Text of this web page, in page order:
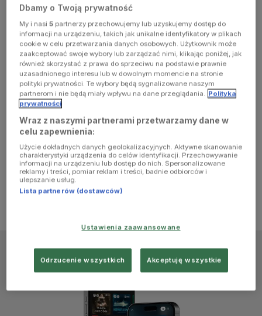
has
occurred
(see the
browser
console for
more
information)
Dbamy o Twoją prywatność
My i nasi5 partnerzy przechowujemy lub uzyskujemy dostęp do
informacji na urządzeniu, takich jak unikalne identyfikatory w plikach
cookie w celu przetwarzania danych osobowych. Użytkownik może
zaakceptować swoje wybory lub zarządzać nimi, klikając poniżej, jak
również skorzystać z prawa do sprzeciwu na podstawie prawnie
uzasadnionego interesu lub w dowolnym momencie na stronie
polityki prywatności. Te wybory będą sygnalizowane naszym
partnerom i nie będą miały wpływu na dane przeglądania. Polityka
prywatności
Wraz z naszymi partnerami przetwarzamy dane w
celu zapewnienia:
Użycie dokładnych danych geolokalizacyjnych. Aktywne skanowanie
charakterystyki urządzenia do celów identyfikacji. Przechowywanie
informacji na urządzeniu lub dostęp do nich. Spersonalizowane
reklamy i treści, pomiar reklam i treści, badnie odbiorców i
ulepszanie usług.
Lista partnerów (dostawców)
Ustawienia zaawansowane
Odrzucenie wszystkich Akceptuję wszystkie